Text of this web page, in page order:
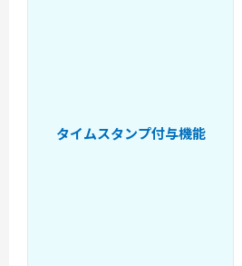
タイムスタンプ付与機能